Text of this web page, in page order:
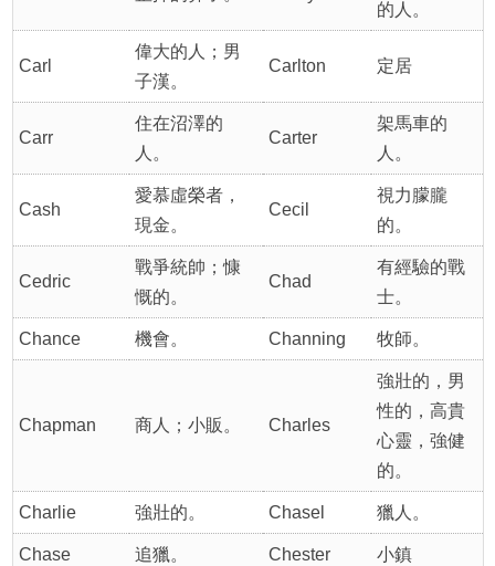
的人。
Carl
偉大的人；男
子漢。
Carlton 定居
Carr
住在沼澤的
人。
Carter
架馬車的
人。
Cash
愛慕虛榮者，
現金。
Cecil
視力朦朧
的。
Cedric
戰爭統帥；慷
慨的。
Chad
有經驗的戰
士。
Chance 機會。 Channing 牧師。
Chapman 商人；小販。 Charles
強壯的，男
性的，高貴
心靈，強健
的。
Charlie 強壯的。 Chasel 獵人。
Chase 追獵。 Chester 小鎮